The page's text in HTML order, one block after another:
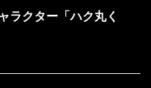
ラクター「ハク丸く